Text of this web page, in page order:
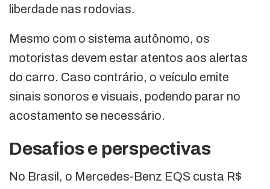
liberdade nas rodovias.
Mesmo com o sistema autônomo, os
motoristas devem estar atentos aos alertas
do carro. Caso contrário, o veículo emite
sinais sonoros e visuais, podendo parar no
acostamento se necessário.
Desafios e perspectivas
No Brasil, o Mercedes-Benz EQS custa R$